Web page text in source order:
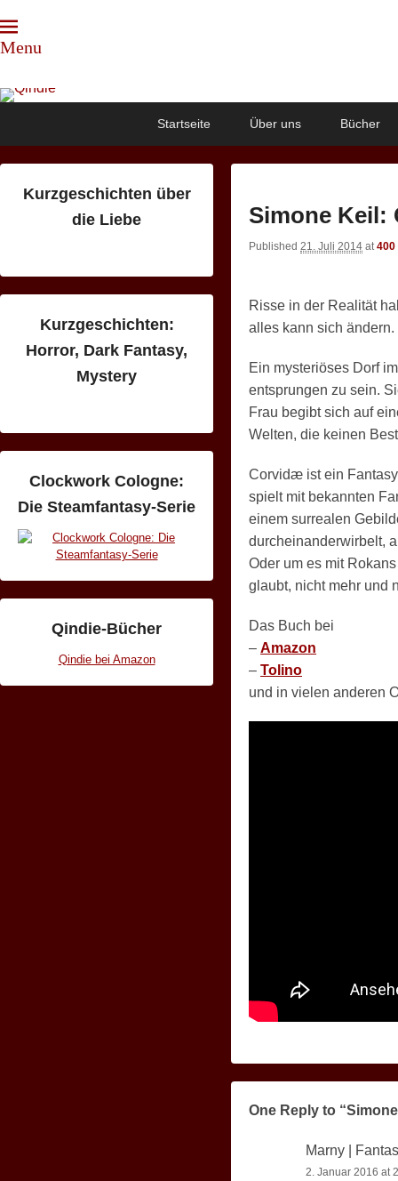
Menu
Qindie
Das Autorenkorrektiv
Startseite Über uns Bücher
Simone
Published 21. Juli 2014 at 400
Risse in der Realität
alles kann sich
Ein mysteriöses Dorf
entsprungen zu sein.
Frau begibt sich auf
Welten, die keinen
Corvidæ ist ein
spielt mit bekannten
einem surrealen
durcheinanderwirbelt,
Oder um es mit
glaubt, nicht mehr und
Das Buch bei
– Amazon
– Tolino
und in vielen anderen
One Reply to
Marny |
2. Januar 2016 at
Kurzgeschichten über
die Liebe
Kurzgeschichten:
Horror, Dark Fantasy,
Mystery
Clockwork Cologne:
Die Steamfantasy-Serie
Qindie-Bücher
Qindie bei Amazon